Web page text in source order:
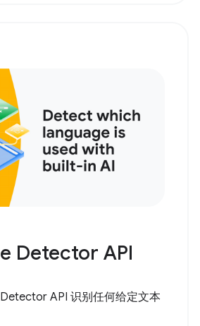
Detector API
API 识别任何给定文本